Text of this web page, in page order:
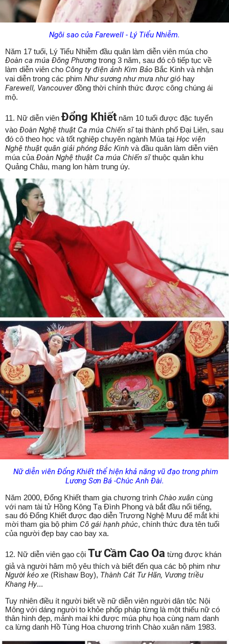
Ngôi sao của Farewell - Lý Tiểu Nhiễm.
Năm 17 tuổi, Lý Tiểu Nhiễm đầu quân làm diễn viên múa cho
Đoàn ca múa Đông Phương trong 3 năm, sau đó cô tiếp tục về
làm diễn viên cho Công ty điện ảnh Kim Bảo Bắc Kinh và nhận
vai diễn trong các phim Như sương như mưa như gió hay
Farewell, Vancouverđồng thời chính thức được công chúng ái
mộ.
11. Nữ diễn viênĐổng Khiết năm 10 tuổi được đặc tuyển
vào Đoàn Nghệ thuật Ca múa Chiến sĩtại thành phố Đại Liên, sau
đó cô theo học và tốt nghiệp chuyên ngành Múa tại Học viện
Nghệ thuật quân giải phóng Bắc Kinh và đầu quân làm diễn viên
múa củaĐoàn Nghệ thuật Ca múa Chiến sĩthuộc quân khu
Quảng Châu, mang lon hàm trung úy.
Nữ diễn viên Đổng Khiết thể hiện khả năng vũ đạo trong phim
Lương Sơn Bá -Chúc Anh Đài.
Năm 2000, Đổng Khiết tham gia chương trình Chào xuân cùng
với nam tài tử Hồng Kông Tạ Đình Phong và bắt đầu nổi tiếng,
sau đó Đổng Khiết được đạo diễn Trương Nghệ Mưu để mắt khi
mời tham gia bộ phim Cô gái hạnh phúc, chính thức đưa tên tuổi
của người đẹp bay cao bay xa.
12. Nữ diễn viên gạo cội Tư Cầm Cao Oa từng được khán
giả và người hâm mộ yêu thích và biết đến qua các bộ phim như
Người kéo xe (Rishaw Boy), Thành Cát Tư Hãn, Vương triều
Khang Hy...
Tuy nhiên điều ít người biết về nữ diễn viên người dân tộc Nội
Mông với dáng người to khỏe phốp pháp từng là một thiếu nữ có
thân hình đẹp, mảnh mai khi được múa phụ họa cùng nam danh
ca lừng danh Hồ Tùng Hoa chương trình Chào xuân năm 1983.